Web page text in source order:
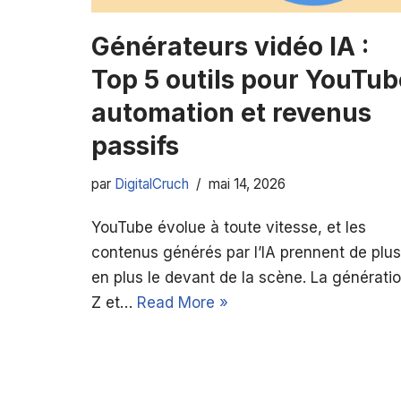
Générateurs vidéo IA :
Top 5 outils pour
automation et revenus
passifs
par DigitalCruch mai 14, 2026
YouTube évolue à toute vitesse, et les
contenus générés par l’IA prennent de plus
en plus le devant de la scène. La
Z et… Read More »